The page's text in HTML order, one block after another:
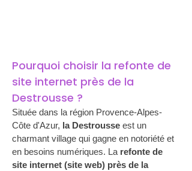
Pourquoi choisir la refonte de
site internet près de la
Destrousse ?
Située dans la région Provence-Alpes-
Côte d'Azur, la Destrousse est un
charmant village qui gagne en notoriété et
en besoins numériques. La refonte de
site internet (site web) près de la